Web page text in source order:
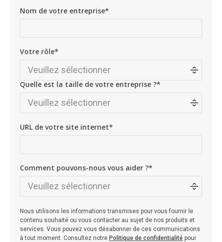
Nom de votre entreprise*
Votre rôle*
Quelle est la taille de votre entreprise ?*
URL de votre site internet*
Comment pouvons-nous vous aider ?*
Nous utilisons les informations transmises pour vous fournir le
contenu souhaité ou vous contacter au sujet de nos produits et
services. Vous pouvez vous désabonner de ces communications
à tout moment. Consultez notre Politique de confidentialité pour